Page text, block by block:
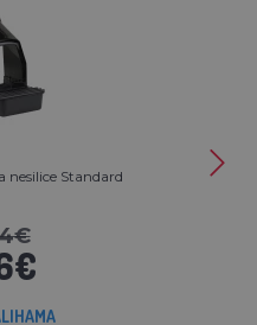
nesilice Standard